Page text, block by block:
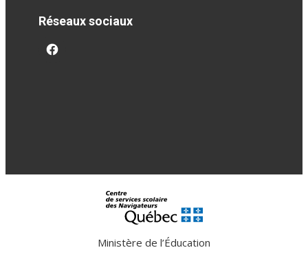
Réseaux sociaux
facebook
Ministère de l’Éducation